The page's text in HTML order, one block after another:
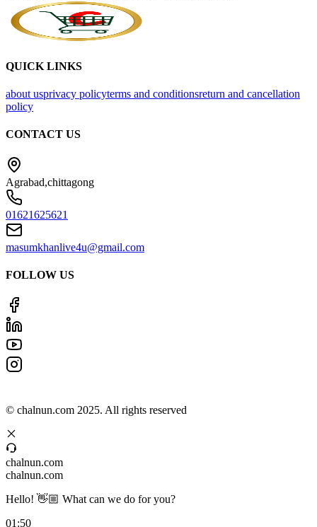
QUICK LINKS
about usprivacy policyterms and conditionsreturn and cancellation
policy
CONTACT US
Agrabad,chittagong
01621625621
masumkhanlive4u@gmail.com
FOLLOW US
© chalnun.com 2025. All rights reserved
chalnun.com
chalnun.com
Hello! 👋🏼 What can we do for you?
01:50